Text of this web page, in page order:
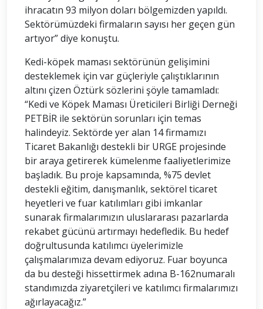
ihracatın 93 milyon doları bölgemizden yapıldı.
Sektörümüzdeki firmaların sayısı her geçen gün
artıyor” diye konuştu.
Kedi-köpek maması sektörünün gelişimini
desteklemek için var güçleriyle çalıştıklarının
altını çizen Öztürk sözlerini şöyle tamamladı:
“Kedi ve Köpek Maması Üreticileri Birliği Derneği
PETBİR ile sektörün sorunları için temas
halindeyiz. Sektörde yer alan 14 firmamızı
Ticaret Bakanlığı destekli bir URGE projesinde
bir araya getirerek kümelenme faaliyetlerimize
başladık. Bu proje kapsamında, %75 devlet
destekli eğitim, danışmanlık, sektörel ticaret
heyetleri ve fuar katılımları gibi imkanlar
sunarak firmalarımızın uluslararası pazarlarda
rekabet gücünü artırmayı hedefledik. Bu hedef
doğrultusunda katılımcı üyelerimizle
çalışmalarımıza devam ediyoruz. Fuar boyunca
da bu desteği hissettirmek adına B-162numaralı
standımızda ziyaretçileri ve katılımcı firmalarımızı
ağırlayacağız.”